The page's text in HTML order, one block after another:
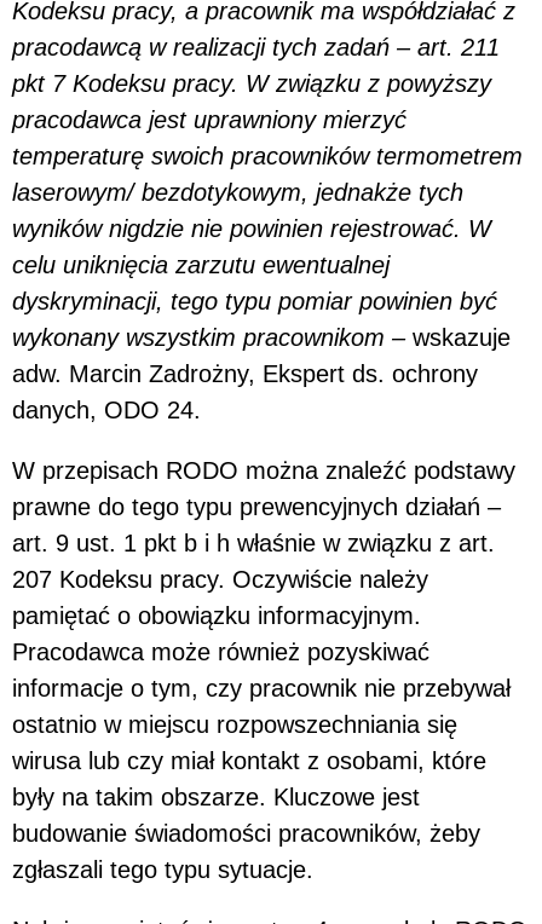
Kodeksu pracy, a pracownik ma współdziałać z
pracodawcą w realizacji tych zadań – art. 211
pkt 7 Kodeksu pracy. W związku z powyższy
pracodawca jest uprawniony mierzyć
temperaturę swoich pracowników termometrem
laserowym/ bezdotykowym, jednakże tych
wyników nigdzie nie powinien rejestrować. W
celu uniknięcia zarzutu ewentualnej
dyskryminacji, tego typu pomiar powinien być
wykonany wszystkim pracownikom –wskazuje
adw. Marcin Zadrożny, Ekspert ds. ochrony
danych, ODO 24.
W przepisach RODO można znaleźć podstawy
prawne do tego typu prewencyjnych działań –
art. 9 ust. 1 pkt b i h właśnie w związku z art.
207 Kodeksu pracy. Oczywiście należy
pamiętać o obowiązku informacyjnym.
Pracodawca może również pozyskiwać
informacje o tym, czy pracownik nie przebywał
ostatnio w miejscu rozpowszechniania się
wirusa lub czy miał kontakt z osobami, które
były na takim obszarze. Kluczowe jest
budowanie świadomości pracowników, żeby
zgłaszali tego typu sytuacje.